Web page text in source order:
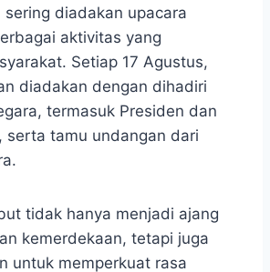
sering diadakan upacara
aktivitas yang
Setiap 17 Agustus,
diadakan dengan dihadiri
termasuk Presiden dan
serta tamu undangan dari
tidak hanya menjadi ajang
kemerdekaan, tetapi juga
untuk memperkuat rasa